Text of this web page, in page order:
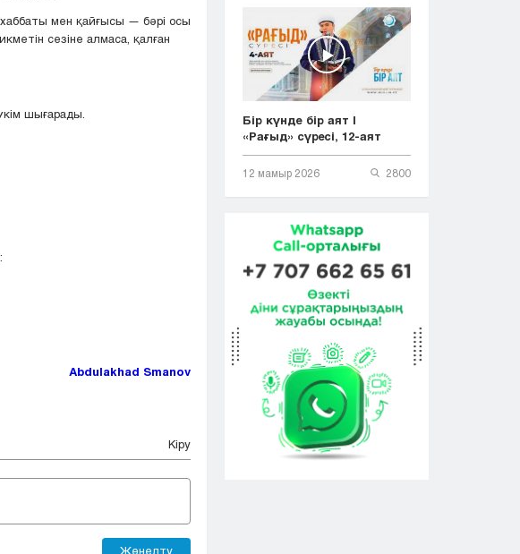
мен қайғысы — бәрі осы
сезіне алмаса, қалған
шығарады.
Abdulakhad Smanov
Кіру
Жөнелту
Бір күнде бір аят |
«Рағыд» сүресі, 12-аят
12 мамыр 2026 2800